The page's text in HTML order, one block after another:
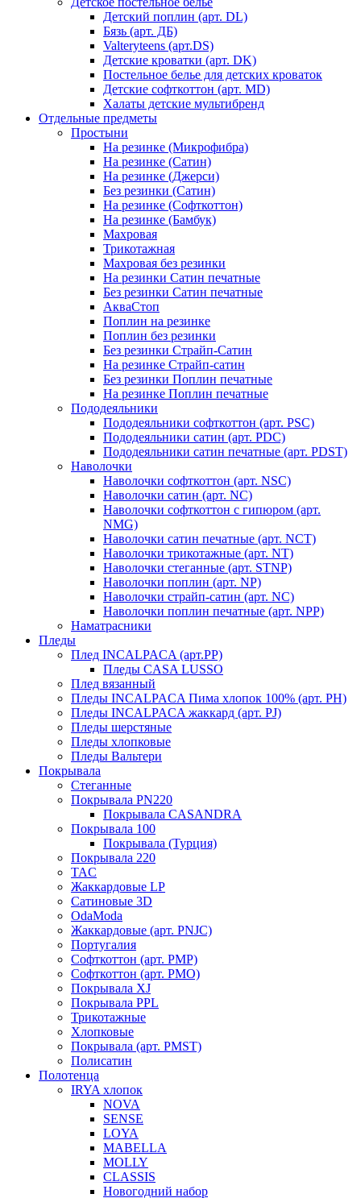
Детский поплин (арт. DL)
Бязь (арт. ДБ)
Valteryteens (арт.DS)
Детские кроватки (арт. DK)
Постельное белье для детских кроваток
Детские софткоттон (арт. MD)
Халаты детские мультибренд
Отдельные предметы
Простыни
На резинке (Микрофибра)
На резинке (Сатин)
На резинке (Джерси)
Без резинки (Сатин)
На резинке (Софткоттон)
На резинке (Бамбук)
Махровая
Трикотажная
Махровая без резинки
На резинки Сатин печатные
Без резинки Сатин печатные
АкваСтоп
Поплин на резинке
Поплин без резинки
Без резинки Страйп-Сатин
На резинке Страйп-сатин
Без резинки Поплин печатные
На резинке Поплин печатные
Пододеяльники
Пододеяльники софткоттон (арт. PSC)
Пододеяльники сатин (арт. PDC)
Пододеяльники сатин печатные (арт. PDST)
Наволочки
Наволочки софткоттон (арт. NSC)
Наволочки сатин (арт. NC)
Наволочки софткоттон с гипюром (арт.
NMG)
Наволочки сатин печатные (арт. NCT)
Наволочки трикотажные (арт. NT)
Наволочки стеганные (арт. STNP)
Наволочки поплин (арт. NP)
Наволочки страйп-сатин (арт. NC)
Наволочки поплин печатные (арт. NPP)
Наматрасники
Пледы
Плед INCALPACA (арт.PP)
Пледы CASA LUSSO
Плед вязанный
Пледы INCALPACA Пима хлопок 100% (арт. PH)
Пледы INCALPACA жаккард (арт. PJ)
Пледы шерстяные
Пледы хлопковые
Пледы Вальтери
Покрывала
Стеганные
Покрывала PN220
Покрывала CASANDRA
Покрывала 100
Покрывала (Турция)
Покрывала 220
TAC
Жаккардовые LP
Сатиновые 3D
OdaModa
Жаккардовые (арт. PNJC)
Португалия
Софткоттон (арт. PMP)
Софткоттон (арт. PMO)
Покрывала XJ
Покрывала PPL
Трикотажные
Хлопковые
Покрывала (арт. PMST)
Полисатин
Полотенца
IRYA хлопок
NOVA
SENSE
LOYA
MABELLA
MOLLY
CLASSIS
Новогодний набор